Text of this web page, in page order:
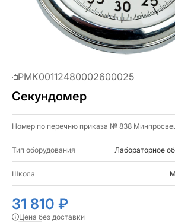
PMK00112480002600025
Секундомер
Номер по перечню приказа № 838
Тип оборудования Лабораторное
Школа
31 810 ₽
Цена без доставки